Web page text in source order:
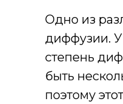
Одно из
диффузии.
степень
быть
поэтому